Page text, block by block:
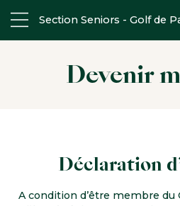
Section Seniors - Golf de
Devenir
Déclaration
A condition d’être membre du